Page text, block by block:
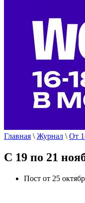
Главная \ Журнал \ От
С 19 по 21
Пост от 25